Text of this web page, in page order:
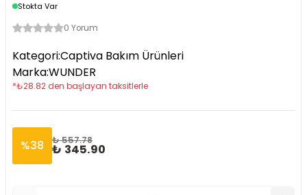
Stokta Var
0 Yorum
Kategori:Captiva Bakım Ürünleri
Marka:WUNDER
*₺28.82 den başlayan taksitlerle
%38 ₺ 557.78
₺ 345.90